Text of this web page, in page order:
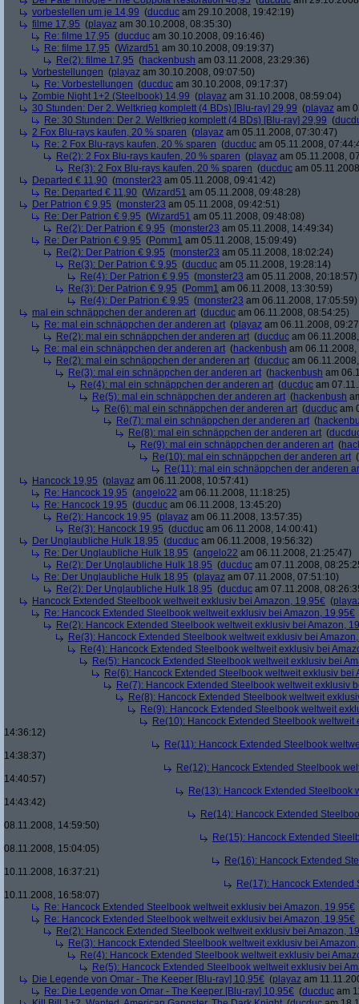
vorbestellen um je 14,99 (ducduc am 29.10.2008, 19:42:19)
filme 17,95 (playaz am 30.10.2008, 08:35:30)
Re: filme 17,95 (ducduc am 30.10.2008, 09:16:46)
Re: filme 17,95 (Wizard51 am 30.10.2008, 09:19:37)
Re(2): filme 17,95 (hackenbush am 03.11.2008, 23:29:36)
Vorbestellungen (playaz am 30.10.2008, 09:07:50)
Re: Vorbestellungen (ducduc am 30.10.2008, 09:17:37)
Zombie Night 1+2 (Steelbook) 14,99 (playaz am 31.10.2008, 08:59:04)
30 Stunden: Der 2. Weltkrieg komplett (4 BDs) [Blu-ray] 29,99 (playaz am
Re: 30 Stunden: Der 2. Weltkrieg komplett (4 BDs) [Blu-ray] 29,99 (
2 Fox Blu-rays kaufen, 20 % sparen (playaz am 05.11.2008, 07:30:47)
Re: 2 Fox Blu-rays kaufen, 20 % sparen (ducduc am 05.11.2008,
Re(2): 2 Fox Blu-rays kaufen, 20 % sparen (playaz am 05.11.2008,
Re(3): 2 Fox Blu-rays kaufen, 20 % sparen (ducduc am
Departed € 11,90 (monster23 am 05.11.2008, 09:41:42)
Re: Departed € 11,90 (Wizard51 am 05.11.2008, 09:48:28)
Der Patrion € 9,95 (monster23 am 05.11.2008, 09:42:51)
Re: Der Patrion € 9,95 (Wizard51 am 05.11.2008, 09:48:08)
Re(2): Der Patrion € 9,95 (monster23 am 05.11.2008, 14:49:34)
Re: Der Patrion € 9,95 (Pomm1 am 05.11.2008, 15:09:49)
Re(2): Der Patrion € 9,95 (monster23 am 05.11.2008, 18:02:24)
Re(3): Der Patrion € 9,95 (ducduc am 05.11.2008, 19:28:14)
Re(4): Der Patrion € 9,95 (monster23 am 05.11.2008, 20:18:57)
Re(3): Der Patrion € 9,95 (Pomm1 am 06.11.2008, 13:30:59)
Re(4): Der Patrion € 9,95 (monster23 am 06.11.2008, 17:05:59)
mal ein schnäppchen der anderen art (ducduc am 06.11.2008, 08:54:25)
Re: mal ein schnäppchen der anderen art (playaz am 06.11.2008,
Re(2): mal ein schnäppchen der anderen art (ducduc am
Re: mal ein schnäppchen der anderen art (hackenbush am
Re(2): mal ein schnäppchen der anderen art (ducduc am
Re(3): mal ein schnäppchen der anderen art (hackenbush am
Re(4): mal ein schnäppchen der anderen art (ducduc am
Re(5): mal ein schnäppchen der anderen art (hackenbush
Re(6): mal ein schnäppchen der anderen art (ducduc am
Re(7): mal ein schnäppchen der anderen art (
Re(8): mal ein schnäppchen der anderen art (
Re(9): mal ein schnäppchen der anderen art (
Re(10): mal ein schnäppchen der anderen art (
Re(11): mal ein schnäppchen der anderen
Hancock 19,95 (playaz am 06.11.2008, 10:57:41)
Re: Hancock 19,95 (angelo22 am 06.11.2008, 11:18:25)
Re: Hancock 19,95 (ducduc am 06.11.2008, 13:45:20)
Re(2): Hancock 19,95 (playaz am 06.11.2008, 13:57:35)
Re(3): Hancock 19,95 (ducduc am 06.11.2008, 14:00:41)
Der Unglaubliche Hulk 18,95 (ducduc am 06.11.2008, 19:56:32)
Re: Der Unglaubliche Hulk 18,95 (angelo22 am 06.11.2008, 21:25:47)
Re(2): Der Unglaubliche Hulk 18,95 (ducduc am 07.11.2008,
Re: Der Unglaubliche Hulk 18,95 (playaz am 07.11.2008, 07:51:10)
Re(2): Der Unglaubliche Hulk 18,95 (ducduc am 07.11.2008,
Hancock Extended Steelbook weltweit exklusiv bei Amazon, 19,95€ (
Re: Hancock Extended Steelbook weltweit exklusiv bei Amazon, 19,95€
Re(2): Hancock Extended Steelbook weltweit exklusiv bei Amazon,
Re(3): Hancock Extended Steelbook weltweit exklusiv bei
Re(4): Hancock Extended Steelbook weltweit exklusiv bei
Re(5): Hancock Extended Steelbook weltweit exklusiv bei
Re(6): Hancock Extended Steelbook weltweit exklusiv bei
Re(7): Hancock Extended Steelbook weltweit exklusiv
Re(8): Hancock Extended Steelbook weltweit
Re(9): Hancock Extended Steelbook weltweit
Re(10): Hancock Extended Steelbook weltweit
14:36:12)
Re(11): Hancock Extended Steelbook
14:38:37)
Re(12): Hancock Extended Steelbook
14:40:57)
Re(13): Hancock Extended Steelbook
14:43:42)
Re(14): Hancock Extended
08.11.2008, 14:59:50)
Re(15): Hancock Extended
08.11.2008, 15:04:05)
Re(16): Hancock Extended
10.11.2008, 16:37:21)
Re(17): Hancock
10.11.2008, 16:58:07)
Re: Hancock Extended Steelbook weltweit exklusiv bei Amazon, 19,95€
Re: Hancock Extended Steelbook weltweit exklusiv bei Amazon, 19,95€
Re(2): Hancock Extended Steelbook weltweit exklusiv bei Amazon,
Re(3): Hancock Extended Steelbook weltweit exklusiv bei
Re(4): Hancock Extended Steelbook weltweit exklusiv bei
Re(5): Hancock Extended Steelbook weltweit exklusiv bei
Die Legende von Omar - The Keeper [Blu-ray] 10,95€ (playaz am
Re: Die Legende von Omar - The Keeper [Blu-ray] 10,95€ (ducduc am